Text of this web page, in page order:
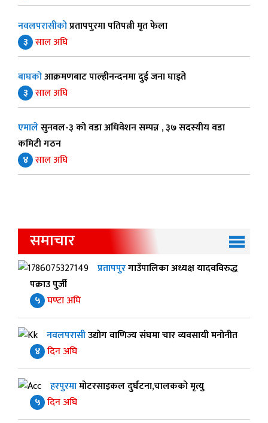
नवलपरासीकोप्रतापपुरमा पतिपत्नी मृत फेला
३ साल अघि
बाघकोआक्रमणबाट पाल्हीनन्दनमा दुई जना घाइते
३ साल अघि
एमालेसुनवल-३ को वडा अधिवेशन सम्पन्न , ३७ सदस्यीय वडा
कमिटी गठन
४ साल अघि
समाचार
प्रतापपुरगाउँपालिका अध्यक्ष यादवविरुद्ध
पक्राउ पुर्जी
५ घण्टा अघि
नवलपरासीउद्योग वाणिज्य संघमा चार व्यवसायी मनोनीत
४ दिन अघि
हरपुरमामोटरसाइकल दुर्घटना,चालकको मृत्यु
५ दिन अघि